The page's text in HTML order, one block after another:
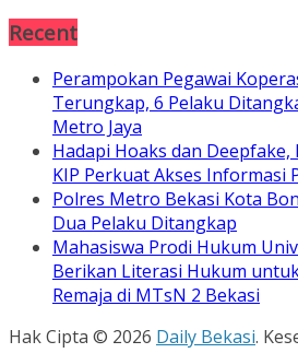
Recent
Perampokan Pegawai
Terungkap, 6 Pelaku
Metro Jaya
Hadapi Hoaks dan
KIP Perkuat Akses Informasi
Polres Metro Bekasi Kota
Dua Pelaku Ditangkap
Mahasiswa Prodi Hukum
Berikan Literasi Hukum
Remaja di MTsN 2 Bekasi
Hak Cipta © 2026 Daily Bekasi.